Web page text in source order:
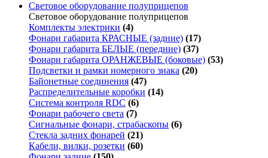
Световое оборудование полуприцепов
Световое оборудование полуприцепов
Комплекты электрики (4)
Фонари габарита КРАСНЫЕ (задние) (17)
Фонари габарита БЕЛЫЕ (передние) (37)
Фонари габарита ОРАНЖЕВЫЕ (боковые) (53)
Подсветки и рамки номерного знака (20)
Байонетные соединения (47)
Распределительные коробки (14)
Система контроля RDC (6)
Фонари рабочего света (7)
Сигнальные фонари, страбаскопы (6)
Стекла задних фонарей (21)
Кабели, вилки, розетки (60)